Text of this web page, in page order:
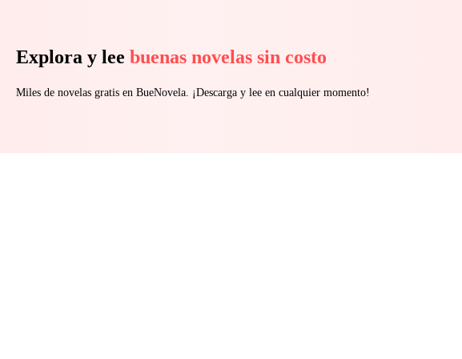
Explora y lee buenas novelas sin costo
Miles de novelas gratis en BueNovela. ¡Descarga y lee en cualquier momento!